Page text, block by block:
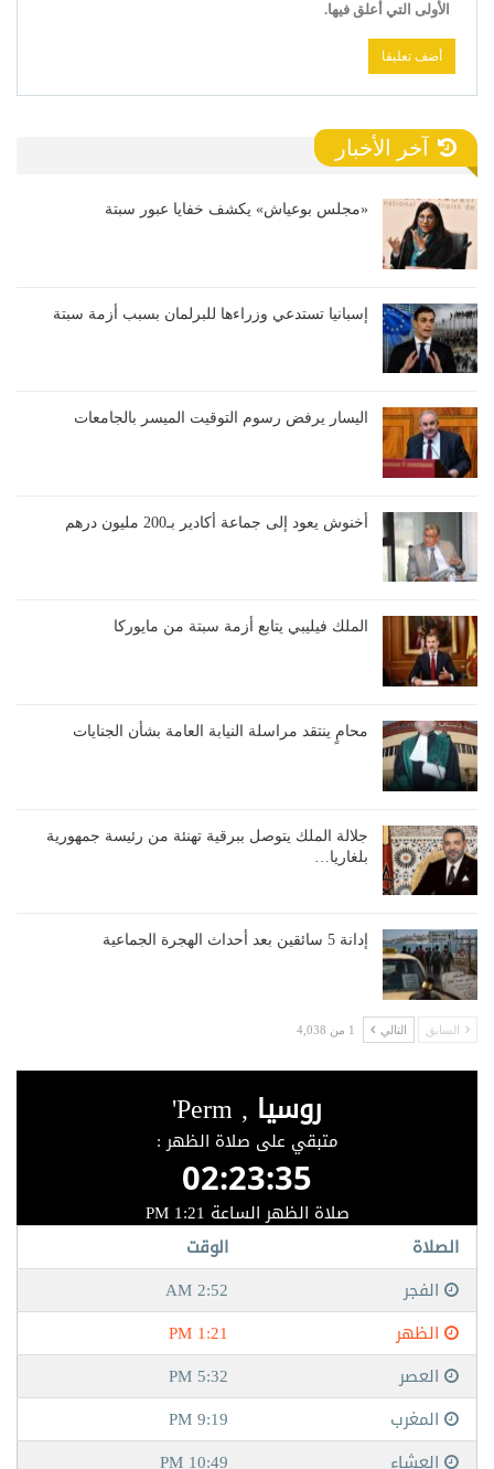
الأولى التي أعلق فيها.
آخر الأخبار
«مجلس بوعياش» يكشف خفايا عبور سبتة
إسبانيا تستدعي وزراءها للبرلمان بسبب أزمة سبتة
اليسار يرفض رسوم التوقيت الميسر بالجامعات
أخنوش يعود إلى جماعة أكادير بـ200 مليون درهم
الملك فيليبي يتابع أزمة سبتة من مايوركا
محامٍ ينتقد مراسلة النيابة العامة بشأن الجنايات
جلالة الملك يتوصل ببرقية تهنئة من رئيسة جمهورية
بلغاريا…
إدانة 5 سائقين بعد أحداث الهجرة الجماعية
السابق التالي 1 من 4,038